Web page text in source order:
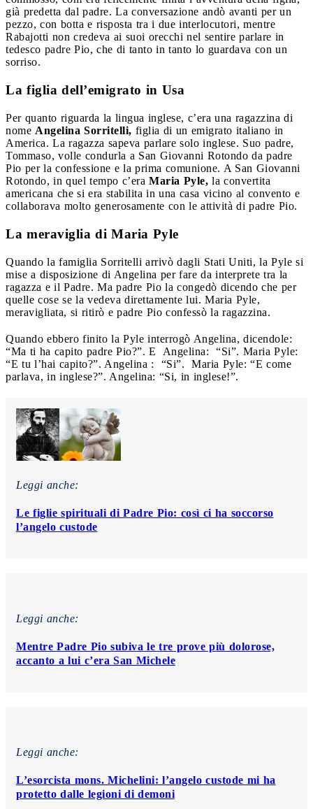
già predetta dal padre. La conversazione andò avanti per un
pezzo, con botta e risposta tra i due interlocutori, mentre
Rabajotti non credeva ai suoi orecchi nel sentire parlare in
tedesco padre Pio, che di tanto in tanto lo guardava con un
sorriso.
La figlia dell’emigrato in Usa
Per quanto riguarda la lingua inglese, c’era una ragazzina di
nome Angelina Sorritelli, figlia di un emigrato italiano in
America. La ragazza sapeva parlare solo inglese. Suo padre,
Tommaso, volle condurla a San Giovanni Rotondo da padre
Pio per la confessione e la prima comunione. A San Giovanni
Rotondo, in quel tempo c’era Maria Pyle, la convertita
americana che si era stabilita in una casa vicino al convento e
collaborava molto generosamente con le attività di padre Pio.
La meraviglia di Maria Pyle
Quando la famiglia Sorritelli arrivò dagli Stati Uniti, la Pyle si
mise a disposizione di Angelina per fare da interprete tra la
ragazza e il Padre. Ma padre Pio la congedò dicendo che per
quelle cose se la vedeva direttamente lui. Maria Pyle,
meravigliata, si ritirò e padre Pio confessò la ragazzina.
Quando ebbero finito la Pyle interrogò Angelina, dicendole:
“Ma ti ha capito padre Pio?”. E
Angelina:
“Si”. Maria Pyle:
“E tu l’hai capito?”. Angelina :
“Si”.
Maria Pyle: “E come
parlava, in inglese?”. Angelina: “Si, in inglese!”.
Leggi anche:
Le figlie spirituali di Padre Pio: così ci ha soccorso
l’angelo custode
Leggi anche:
Mentre Padre Pio subiva le tre prove più dolorose,
accanto a lui c’era San Michele
Leggi anche:
L’esorcista mons. Michelini: l’angelo custode mi ha
protetto dalle legioni di demoni